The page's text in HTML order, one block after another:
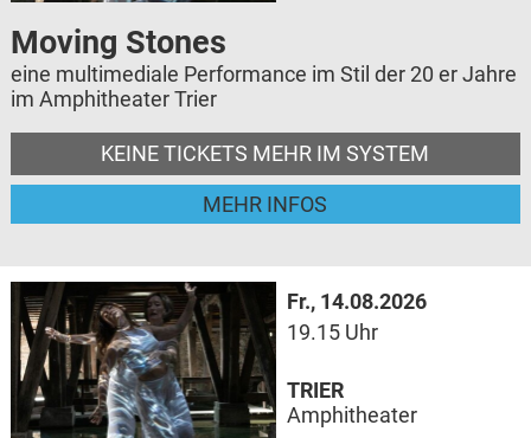
Moving Stones
eine multimediale Performance im Stil der 20 er Jahre
im Amphitheater Trier
KEINE TICKETS MEHR IM SYSTEM
MEHR INFOS
Fr., 14.08.2026
19.15 Uhr
TRIER
Amphitheater